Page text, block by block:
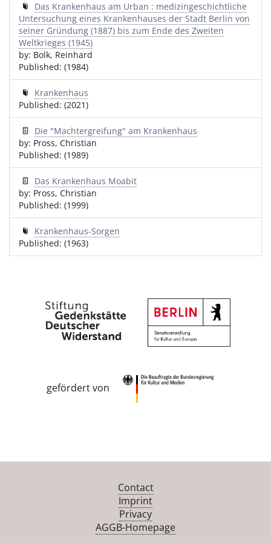
Das Krankenhaus am Urban : medizingeschichtliche
Untersuchung eines Krankenhauses der Stadt Berlin von
seiner Gründung (1887) bis zum Ende des Zweiten
Weltkrieges (1945)
by: Bolk, Reinhard
Published: (1984)
Krankenhaus
Published: (2021)
Die "Machtergreifung" am Krankenhaus
by: Pross, Christian
Published: (1989)
Das Krankenhaus Moabit
by: Pross, Christian
Published: (1999)
Krankenhaus-Sorgen
Published: (1963)
gefördert von
Contact
Imprint
Privacy
AGGB-Homepage